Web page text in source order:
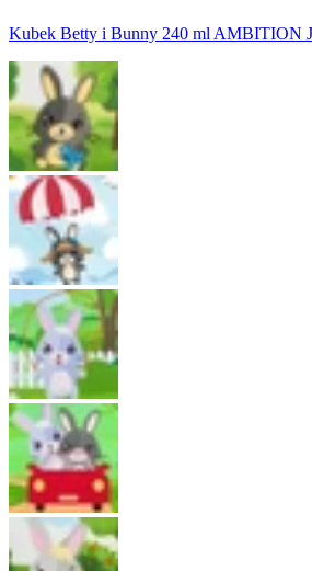
Kubek Betty i Bunny 240 ml AMBITION